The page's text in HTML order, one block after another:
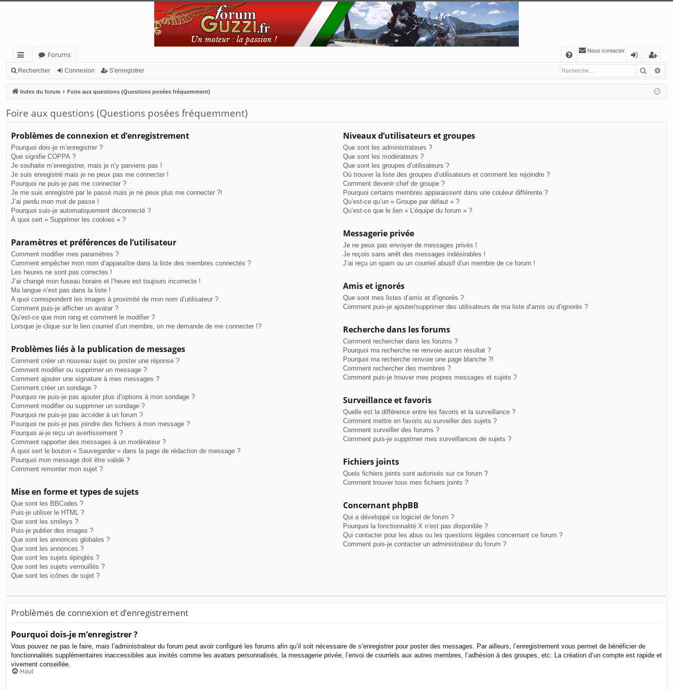
cc
ès
ra
pi
de
Forums
FA
Q
Nous contacter
n
ne
’e
nr
eg
Rechercher Connexion S’enregistrer
Index du forum Foire aux questions (Questions posées fréquemment)
Foire aux questions (Questions posées fréquemment)
Problèmes de connexion et d’enregistrement
Pourquoi dois-je m’enregistrer ?
Que signifie COPPA ?
Je souhaite m’enregistrer, mais je n’y parviens pas !
Je suis enregistré mais je ne peux pas me connecter !
Pourquoi ne puis-je pas me connecter ?
Je me suis enregistré par le passé mais je ne peux plus me connecter ?!
J’ai perdu mon mot de passe !
Pourquoi suis-je automatiquement déconnecté ?
À quoi sert « Supprimer les cookies » ?
Paramètres et préférences de l’utilisateur
Comment modifier mes paramètres ?
Comment empêcher mon nom d’apparaître dans la liste des membres connectés ?
Les heures ne sont pas correctes !
J’ai changé mon fuseau horaire et l’heure est toujours incorrecte !
Ma langue n’est pas dans la liste !
A quoi correspondent les images à proximité de mon nom d’utilisateur ?
Comment puis-je afficher un avatar ?
Qu’est-ce que mon rang et comment le modifier ?
Lorsque je clique sur le lien courriel d’un membre, on me demande de me connecter !?
Problèmes liés à la publication de messages
Comment créer un nouveau sujet ou poster une réponse ?
Comment modifier ou supprimer un message ?
Comment ajouter une signature à mes messages ?
Comment créer un sondage ?
Pourquoi ne puis-je pas ajouter plus d’options à mon sondage ?
Comment modifier ou supprimer un sondage ?
Pourquoi ne puis-je pas accéder à un forum ?
Pourquoi ne puis-je pas joindre des fichiers à mon message ?
Pourquoi ai-je reçu un avertissement ?
Comment rapporter des messages à un modérateur ?
À quoi sert le bouton « Sauvegarder » dans la page de rédaction de message ?
Pourquoi mon message doit être validé ?
Comment remonter mon sujet ?
Mise en forme et types de sujets
Que sont les BBCodes ?
Puis-je utiliser le HTML ?
Que sont les smileys ?
Puis-je publier des images ?
Que sont les annonces globales ?
Que sont les annonces ?
Que sont les sujets épinglés ?
Que sont les sujets verrouillés ?
Que sont les icônes de sujet ?
Niveaux d’utilisateurs et groupes
Que sont les administrateurs ?
Que sont les modérateurs ?
Que sont les groupes d’utilisateurs ?
Où trouver la liste des groupes d’utilisateurs et comment les rejoindre ?
Comment devenir chef de groupe ?
Pourquoi certains membres apparaissent dans une couleur différente ?
Qu’est-ce qu’un « Groupe par défaut » ?
Qu’est-ce que le lien « L’équipe du forum » ?
Messagerie privée
Je ne peux pas envoyer de messages privés !
Je reçois sans arrêt des messages indésirables !
J’ai reçu un spam ou un courriel abusif d’un membre de ce forum !
Amis et ignorés
Que sont mes listes d’amis et d’ignorés ?
Comment puis-je ajouter/supprimer des utilisateurs de ma liste d’amis ou d’ignorés ?
Recherche dans les forums
Comment rechercher dans les forums ?
Pourquoi ma recherche ne renvoie aucun résultat ?
Pourquoi ma recherche renvoie une page blanche ?!
Comment rechercher des membres ?
Comment puis-je trouver mes propres messages et sujets ?
Surveillance et favoris
Quelle est la différence entre les favoris et la surveillance ?
Comment mettre en favoris ou surveiller des sujets ?
Comment surveiller des forums ?
Comment puis-je supprimer mes surveillances de sujets ?
Fichiers joints
Quels fichiers joints sont autorisés sur ce forum ?
Comment trouver tous mes fichiers joints ?
Concernant phpBB
Qui a développé ce logiciel de forum ?
Pourquoi la fonctionnalité X n’est pas disponible ?
Qui contacter pour les abus ou les questions légales concernant ce forum ?
Comment puis-je contacter un administrateur du forum ?
Problèmes de connexion et d’enregistrement
Pourquoi dois-je m’enregistrer ?
Vous pouvez ne pas le faire, mais l’administrateur du forum peut avoir configuré les forums afin qu’il soit nécessaire de s’enregistrer pour poster des messages. Par ailleurs, l’enregistrement vous permet de bénéficier de
fonctionnalités supplémentaires inaccessibles aux invités comme les avatars personnalisés, la messagerie privée, l’envoi de courriels aux autres membres, l’adhésion à des groupes, etc. La création d’un compte est rapide et
vivement conseillée.
Haut